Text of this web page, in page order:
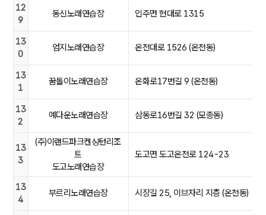
12
9
동신노래연습장 인주면 현대로 1315
13
0
엄지노래연습장 온천대로 1526 (온천동)
13
1
꿈돌이노래연습장 온화로17번길 9 (온천동)
13
2
예다운노래연습장 삼동로16번길 32 (모종동)
13
3
(주)이랜드파크켄싱턴리조
트
도고노래연습장
도고면 도고온천로 124-23
13
4
부르리노래연습장 시장길 25, 이브자리 지층 (온천동)